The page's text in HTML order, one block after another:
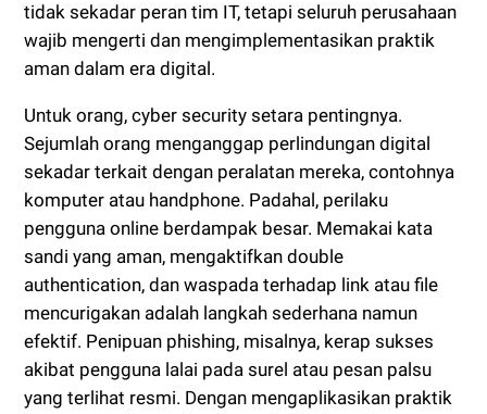
tidak sekadar peran tim IT, tetapi seluruh perusahaan
wajib mengerti dan mengimplementasikan praktik
aman dalam era digital.
Untuk orang, cyber security setara pentingnya.
Sejumlah orang menganggap perlindungan digital
sekadar terkait dengan peralatan mereka, contohnya
komputer atau handphone. Padahal, perilaku
pengguna online berdampak besar. Memakai kata
sandi yang aman, mengaktifkan double
authentication, dan waspada terhadap link atau file
mencurigakan adalah langkah sederhana namun
efektif. Penipuan phishing, misalnya, kerap sukses
akibat pengguna lalai pada surel atau pesan palsu
yang terlihat resmi. Dengan mengaplikasikan praktik